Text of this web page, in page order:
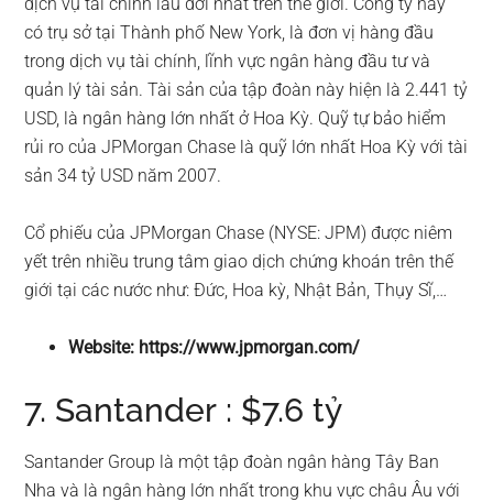
có trụ sở tại Thành phố New York, là đơn vị hàng đầu
trong dịch vụ tài chính, lĩnh vực ngân hàng đầu tư và
quản lý tài sản. Tài sản của tập đoàn này hiện là 2.441 tỷ
USD, là ngân hàng lớn nhất ở Hoa Kỳ. Quỹ tự bảo hiểm
rủi ro của JPMorgan Chase là quỹ lớn nhất Hoa Kỳ với tài
sản 34 tỷ USD năm 2007.
Cổ phiếu của JPMorgan Chase (NYSE: JPM) được niêm
yết trên nhiều trung tâm giao dịch chứng khoán trên thế
giới tại các nước như: Đức, Hoa kỳ, Nhật Bản, Thụy Sĩ,…
Website: https://www.jpmorgan.com/
7. Santander : $7.6 tỷ
Santander Group là một tập đoàn ngân hàng Tây Ban
Nha và là ngân hàng lớn nhất trong khu vực châu Âu với